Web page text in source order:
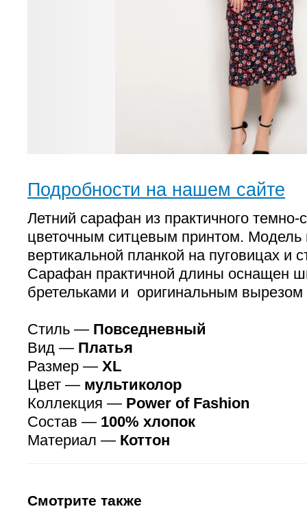
Подробности на нашем сайте
Летний сарафан из практичного темно-
цветочным ситцевым принтом. Модель
вертикальной планкой на пуговицах и
Сарафан практичной длины оснащен
бретельками и оригинальным вырезом
Стиль — Повседневный
Вид — Платья
Размер — XL
Цвет — мультиколор
Коллекция — Power of Fashion
Состав — 100% хлопок
Материал — Коттон
Смотрите также